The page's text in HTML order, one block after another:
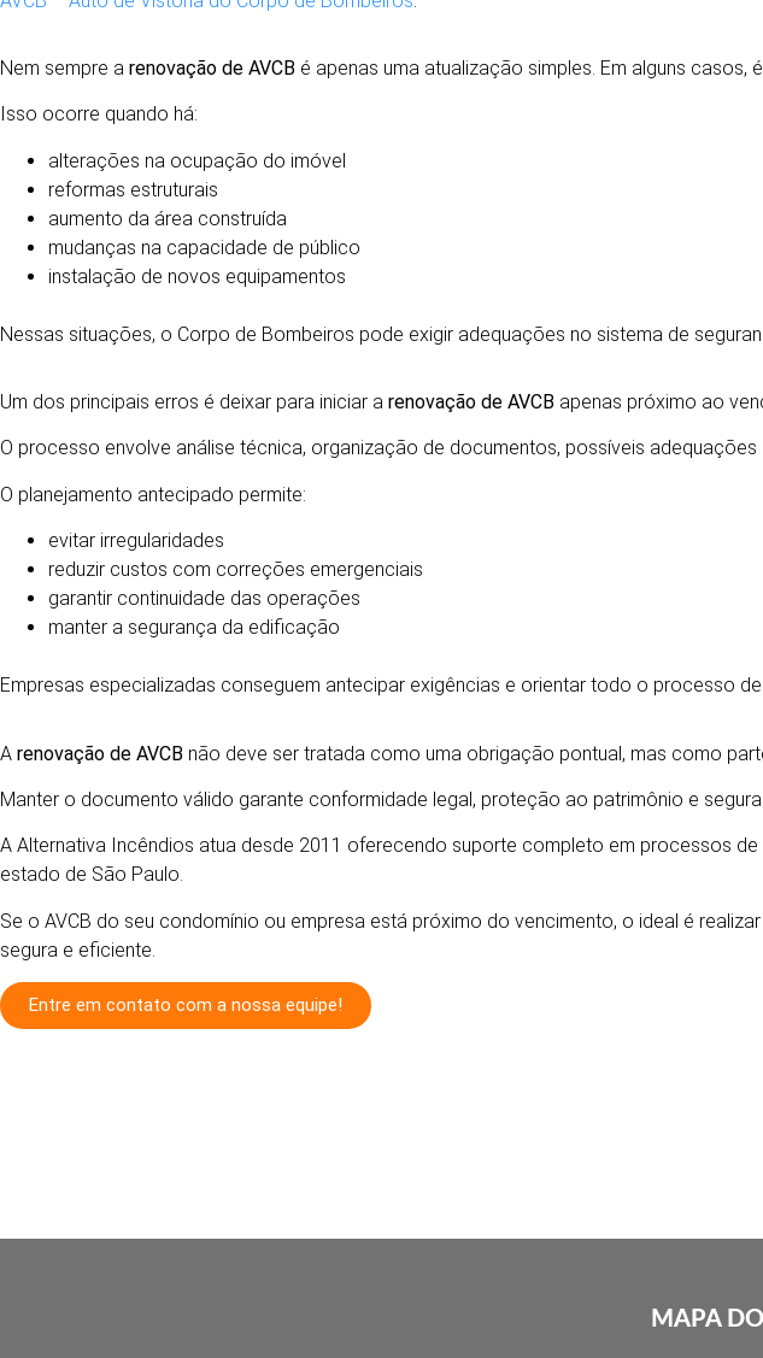
Nem sempre a renovação de AVCB é apenas uma atualização simples. Em alguns
Isso ocorre quando há:
alterações na ocupação do imóvel
reformas estruturais
aumento da área construída
mudanças na capacidade de público
instalação de novos equipamentos
Nessas situações, o Corpo de Bombeiros pode exigir adequações no sistema de
Um dos principais erros é deixar para iniciar a renovação de AVCB apenas próximo ao
O processo envolve análise técnica, organização de documentos, possíveis
O planejamento antecipado permite:
evitar irregularidades
reduzir custos com correções emergenciais
garantir continuidade das operações
manter a segurança da edificação
Empresas especializadas conseguem antecipar exigências e orientar todo o processo
A renovação de AVCB não deve ser tratada como uma obrigação pontual, mas como
Manter o documento válido garante conformidade legal, proteção ao patrimônio e
A Alternativa Incêndios atua desde 2011 oferecendo suporte completo em processos
estado de São Paulo.
Se o AVCB do seu condomínio ou empresa está próximo do vencimento, o ideal é
segura e eficiente.
Entre em contato com a nossa equipe!
MAPA